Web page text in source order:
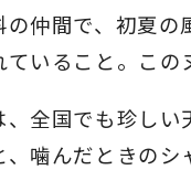
仲間で、初夏
いること。この
全国でも珍し
噛んだときのシ